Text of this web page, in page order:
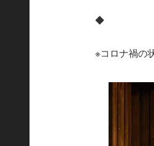
◆
※コロナ禍の